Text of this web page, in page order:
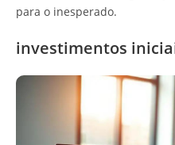
para o inesperado.
investimentos